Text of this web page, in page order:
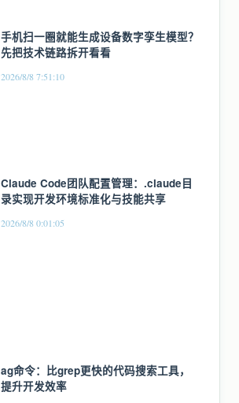
手机扫一圈就能生成设备数字孪生模型？
先把技术链路拆开看看
2026/8/8 7:51:10
Claude Code团队配置管理：.claude目
录实现开发环境标准化与技能共享
2026/8/8 0:01:05
ag命令：比grep更快的代码搜索工具，
提升开发效率